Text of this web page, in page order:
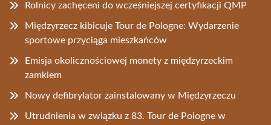
Rolnicy zachęceni do wcześniejszej certyfikacji QMP
Międzyrzecz kibicuje Tour de Pologne: Wydarzenie
sportowe przyciąga mieszkańców
Emisja okolicznościowej monety z międzyrzeckim
zamkiem
Nowy defibrylator zainstalowany w Międzyrzeczu
Utrudnienia w związku z 83. Tour de Pologne w